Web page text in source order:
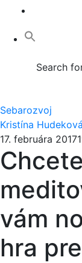
Search
Sebarozvoj
Kristína Hudeková
17. februára 2017
vám
hra